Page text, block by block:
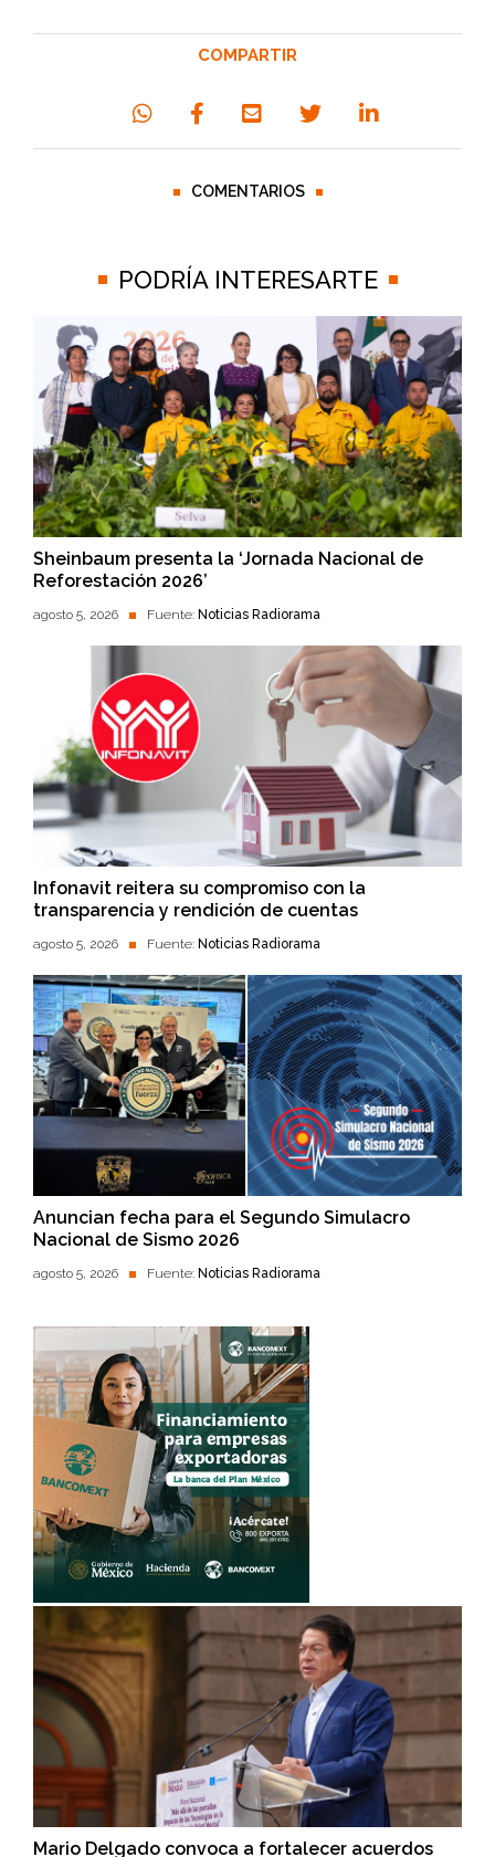
COMPARTIR
COMENTARIOS
PODRÍA INTERESARTE
Sheinbaum presenta la ‘Jornada Nacional de
Reforestación 2026’
agosto 5, 2026 Fuente: Noticias Radiorama
Infonavit reitera su compromiso con la
transparencia y rendición de cuentas
agosto 5, 2026 Fuente: Noticias Radiorama
Anuncian fecha para el Segundo Simulacro
Nacional de Sismo 2026
agosto 5, 2026 Fuente: Noticias Radiorama
Mario Delgado convoca a fortalecer acuerdos